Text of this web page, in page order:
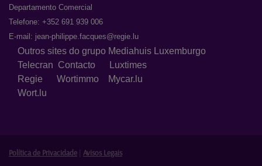
Departamento Comercial
Telefone: +352 691 939 006
E-mail: jean-philippe.facques@regie.lu
Outros sites do grupo Mediahuis Luxemburgo
Telecran Contacto
Luxtimes
Regie Wortimmo
Mycar.lu
Wort.lu
Política de Privacidade Avisos Legais